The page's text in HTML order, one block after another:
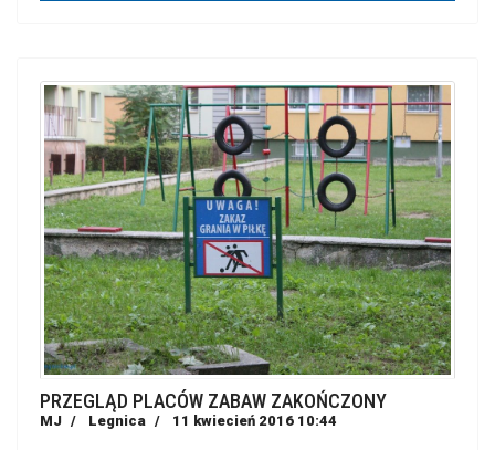
PRZEGLĄD PLACÓW ZABAW ZAKOŃCZONY
MJ Legnica 11 kwiecień 2016 10:44